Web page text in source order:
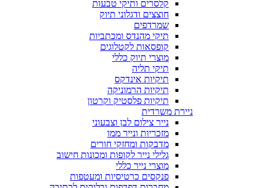
קלסרים ותיקי טבעות
חוצצים ודגלוני תיוק
שמרדפים
תיקי מהנדס ומכתביות
קופסאות לקטלוגים
מוצרי תיוק כללי
תיקי תליה
תיקיות אינדקס
תיקיות הרמוניקה
תיקיות פלסטיק וקרטון
ניירת משרדית
נייר צילום לבן וצבעוני
מזכריות ונייר ממו
מדבקות ומחזקי חורים
גלילי נייר לקופות ומכונות חישוב
מוצרי נייר כללי
פנקסים כרטיסיות ומעטפות